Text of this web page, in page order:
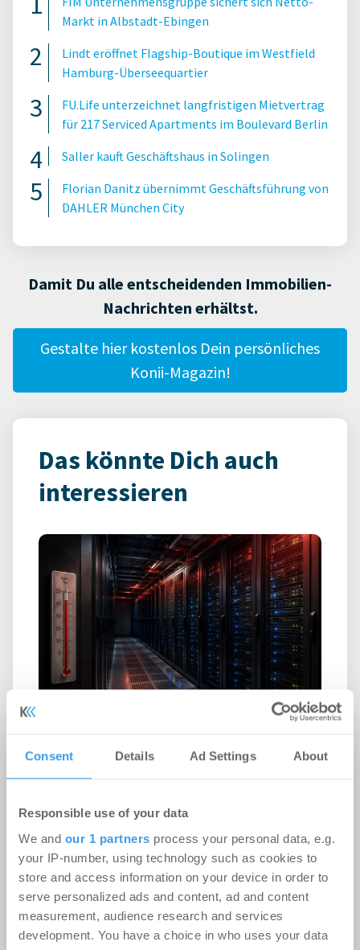
Consent Details Ad Settings About
Responsible use of your data
We and our 1 partners process your personal data, e.g.
your IP-number, using technology such as cookies to
store and access information on your device in order to
serve personalized ads and content, ad and content
measurement, audience research and services
development. You have a choice in who uses your data
Markt in Albstadt-Ebingen
Lindt eröffnet Flagship-Boutique im Westfield
Hamburg-Überseequartier
FU.Life unterzeichnet langfristigen Mietvertrag
für 217 Serviced Apartments im Boulevard Berlin
Saller kauft Geschäftshaus in Solingen
Florian Danitz übernimmt Geschäftsführung von
DAHLER München City
Damit Du alle entscheidenden Immobilien-
Nachrichten erhältst.
Gestalte hier kostenlos Dein persönliches
Konii-Magazin!
Das könnte Dich auch
interessieren
Rekordhitze setzt Rechenzentren
Anhaltende Hitze wird zum Risiko für
Rechenzentren: Steigende Außentemperaturen
und immer leistungsfähigere IT-Systeme treiben
den ...
Ingeborg-Warschke-Nachwuchspreis